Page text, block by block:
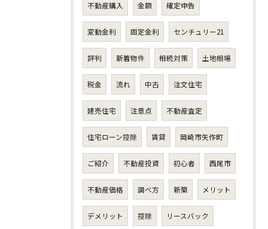
不動産購入 金額 確定申告
変動金利 固定金利 センチュリー21
評判 新着物件 相続対策 土地相場
税金 流れ 中古 注文住宅
建売住宅 注意点 不動産査定
住宅ローン控除 賃貸 岡崎市矢作町
ご紹介 不動産投資 初心者 西尾市
不動産価格 調べ方 新築 メリット
デメリット 控除 リースバック